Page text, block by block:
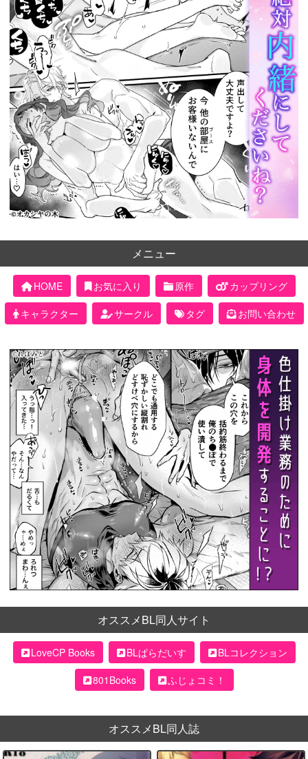
メニュー
HOME お気に入り 原作
カップリング
キャラクター
サークル タグ お問い合わせ
オススメBL同人サイト
LoveCP Books BLぱらだいす
BLコレクション
801Books
ふじょコミ！
オススメBL同人誌